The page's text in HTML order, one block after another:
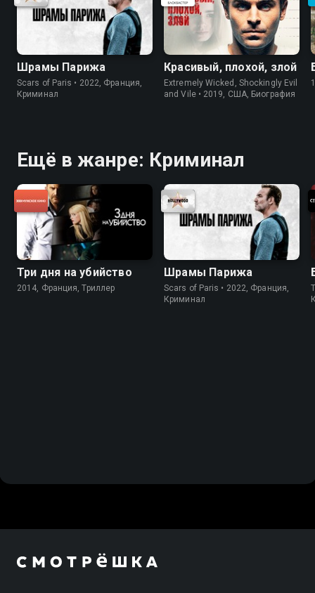
Шрамы Парижа
Scars of Paris • 2022, Франция,
Криминал
Красивый, плохой, злой
Extremely Wicked, Shockingly Evil
and Vile • 2019, США, Биография
Ещё в жанре: Криминал
Три дня на убийство
2014, Франция, Триллер
Шрамы Парижа
Scars of Paris • 2022, Франция,
Криминал